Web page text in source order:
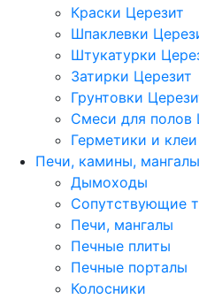
Краски Церезит
Шпаклевки
Штукатурки
Затирки Церезит
Грунтовки
Смеси для полов
Герметики и
Печи, камины, мангалы
Дымоходы
Сопутствующие
Печи, мангалы
Печные плиты
Печные порталы
Колосники